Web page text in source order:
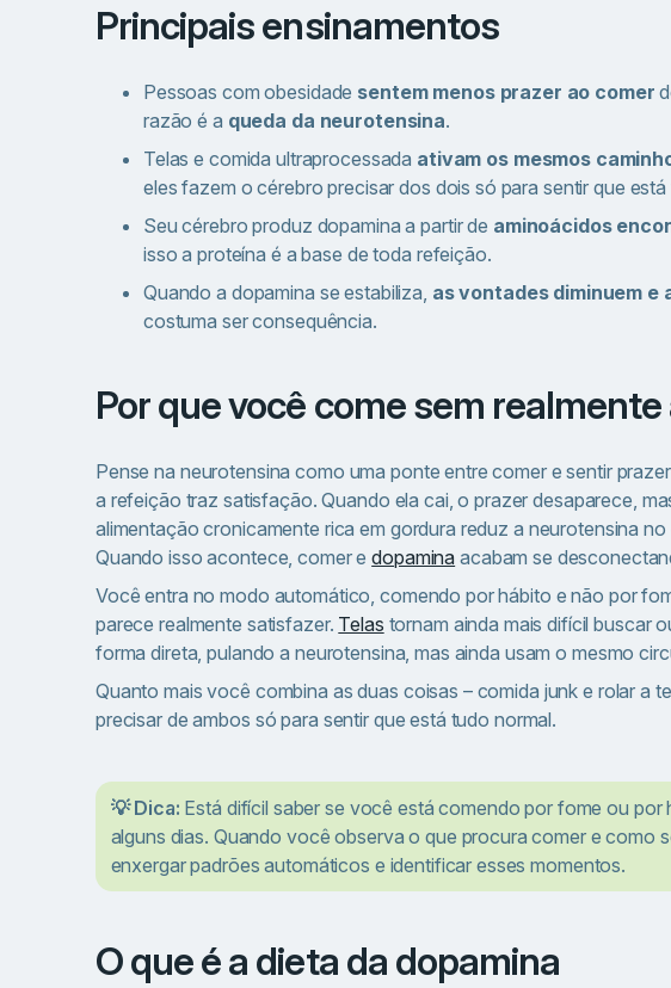
Principais ensinamentos
Pessoas com obesidade sentem menos prazer ao comer
razão é a queda da neurotensina.
Telas e comida ultraprocessada ativam os mesmos
eles fazem o cérebro precisar dos dois só para sentir que
Seu cérebro produz dopamina a partir de aminoácidos
isso a proteína é a base de toda refeição.
Quando a dopamina se estabiliza, as vontades diminuem e
costuma ser consequência.
Por que você come sem
Pense na neurotensina como uma ponte entre comer e sentir
a refeição traz satisfação. Quando ela cai, o prazer desaparece,
alimentação cronicamente rica em gordura reduz a neurotensina
Quando isso acontece, comer edopamina acabam se
Você entra no modo automático, comendo por hábito e não por
parece realmente satisfazer. Telas tornam ainda mais difícil buscar
forma direta, pulando a neurotensina, mas ainda usam o mesmo
Quanto mais você combina as duas coisas – comida junk e rolar a
precisar de ambos só para sentir que está tudo normal.
💡 Dica: Está difícil saber se você está comendo por fome ou por
alguns dias. Quando você observa o que procura comer e como
enxergar padrões automáticos e identificar esses momentos.
O que é a dieta da dopamina